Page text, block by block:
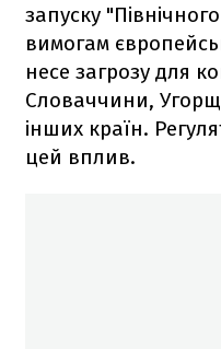
запуску
вимогам
несе загрозу для
Словаччини,
інших країн.
цей вплив.